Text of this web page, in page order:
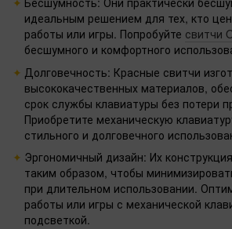
идеальным решением для тех, кто
работы или игры. Попробуйте свитчи
бесшумного и комфортного
Долговечность: Красные свитчи
высококачественных материалов,
срок службы клавиатуры без потери
Приобретите механическую
стильного и долговечного
Эргономичный дизайн: Их
таким образом, чтобы
при длительном использовании.
работы или игры с механической
подсветкой.